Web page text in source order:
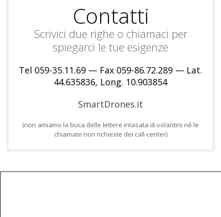
Contatti
Scrivici due righe o chiamaci per
spiegarci le tue esigenze
Tel 059-35.11.69 — Fax 059-86.72.289 — Lat.
44.635836, Long. 10.903854
SmartDrones.it
(non amiamo la buca delle lettere intasata di volantini né le
chiamate non richieste dei call-center)